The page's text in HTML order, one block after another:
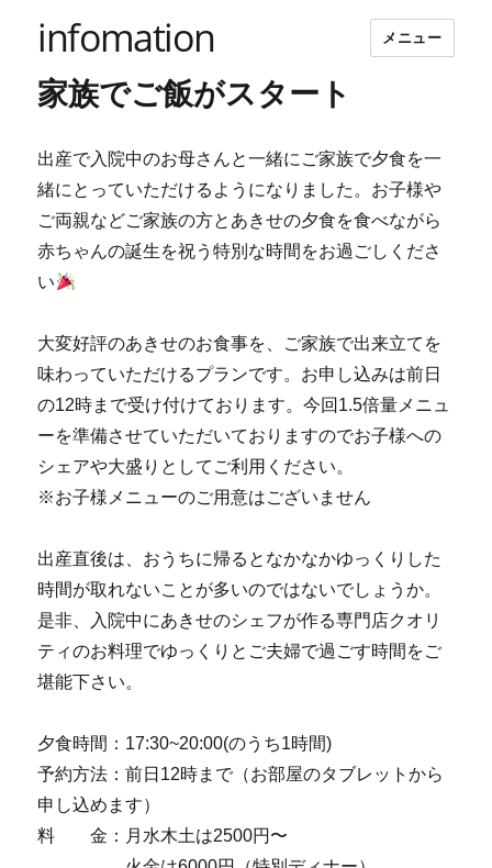
infomation メニュー
家族でご飯がスタート
出産で入院中のお母さんと一緒にご家族で夕食を一
緒にとっていただけるようになりました。お子様や
ご両親などご家族の方とあきせの夕食を食べながら
赤ちゃんの誕生を祝う特別な時間をお過ごしくださ
い
大変好評のあきせのお食事を、ご家族で出来立てを
味わっていただけるプランです。お申し込みは前日
の12時まで受け付けております。今回1.5倍量メニュ
ーを準備させていただいておりますのでお子様への
シェアや大盛りとしてご利用ください。
※お子様メニューのご用意はございません
出産直後は、おうちに帰るとなかなかゆっくりした
時間が取れないことが多いのではないでしょうか。
是非、入院中にあきせのシェフが作る専門店クオリ
ティのお料理でゆっくりとご夫婦で過ごす時間をご
堪能下さい。
夕食時間：17:30~20:00(のうち1時間)
予約方法：前日12時まで（お部屋のタブレットから
申し込めます）
料 金：月水木土は2500円〜